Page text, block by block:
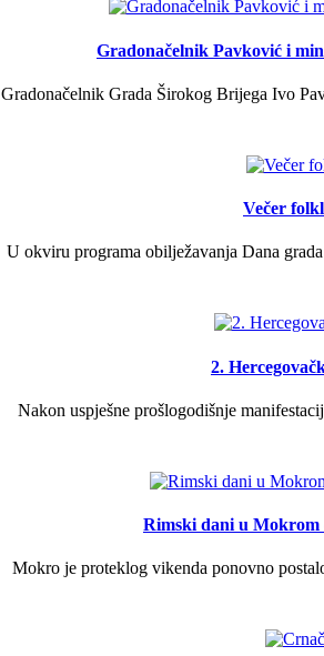
Gradonačelnik Pavković i
Gradonačelnik Grada Širokog Brijega Ivo
Večer
U okviru programa obilježavanja Dana
2.
Nakon uspješne prošlogodišnje
Rimski dani u Mokrom
Mokro je proteklog vikenda ponovno